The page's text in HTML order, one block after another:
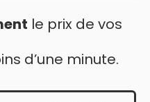
le prix de vos
d’une minute.